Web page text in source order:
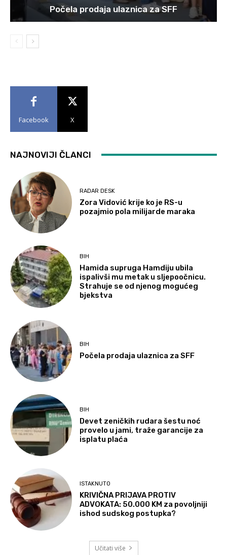
Počela prodaja ulaznica za SFF
Facebook X
NAJNOVIJI ČLANCI
RADAR DESK
Zora Vidović krije ko je RS-u
pozajmio pola milijarde maraka
BIH
Hamida supruga Hamdiju ubila
ispalivši mu metak u sljepoočnicu.
Strahuje se od njenog mogućeg
bjekstva
BIH
Počela prodaja ulaznica za SFF
BIH
Devet zeničkih rudara šestu noć
provelo u jami, traže garancije za
isplatu plaća
ISTAKNUTO
KRIVIČNA PRIJAVA PROTIV
ADVOKATA: 50.000 KM za povoljniji
ishod sudskog postupka?
Učitati više